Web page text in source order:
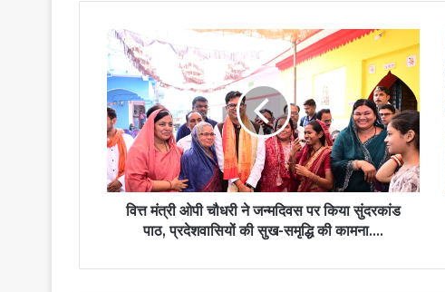
वित्त
मंत्री
ओपी
चौधरी
ने
जन्मदिवस
पर
किया
सुंदरकांड
प्रदेशवासियों
सुख-
वित्त मंत्री ओपी चौधरी ने जन्मदिवस पर किया सुंदरकांड
पाठ, प्रदेशवासियों की सुख-समृद्धि की कामना….